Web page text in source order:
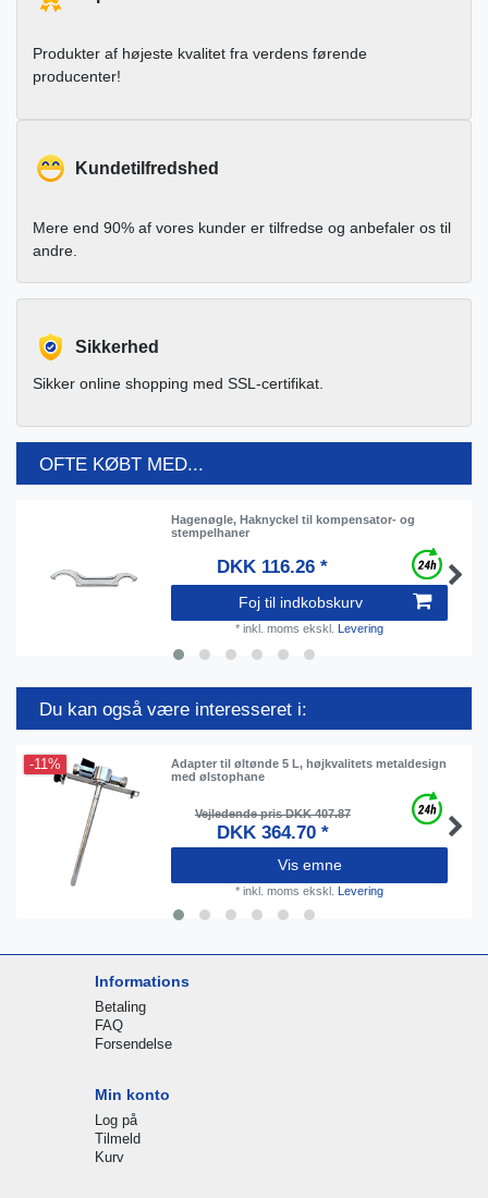
Produkter af højeste kvalitet fra verdens førende
producenter!
Kundetilfredshed
Mere end 90% af vores kunder er tilfredse og anbefaler os til
andre.
Sikkerhed
Sikker online shopping med SSL-certifikat.
OFTE KØBT MED...
Hagenøgle, Haknyckel til kompensator- og
stempelhaner
DKK 116.26 *
Foj til indkobskurv
* inkl. moms ekskl. Levering
Du kan også være interesseret i:
-11%
Adapter til øltønde 5 L, højkvalitets metaldesign
med ølstophane
Vejledende pris DKK 407.87
DKK 364.70 *
Vis emne
* inkl. moms ekskl. Levering
Informations
Betaling
FAQ
Forsendelse
Min konto
Log på
Tilmeld
Kurv